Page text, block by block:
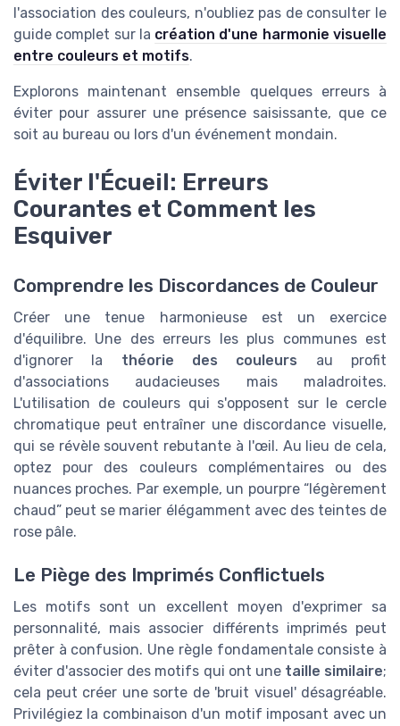
l'association des couleurs, n'oubliez pas de consulter le
guide complet sur la création d'une harmonie visuelle
entre couleurs et motifs.
Explorons maintenant ensemble quelques erreurs à
éviter pour assurer une présence saisissante, que ce
soit au bureau ou lors d'un événement mondain.
Éviter l'Écueil: Erreurs
Courantes et Comment les
Esquiver
Comprendre les Discordances de Couleur
Créer une tenue harmonieuse est un exercice
d'équilibre. Une des erreurs les plus communes est
d'ignorer la théorie des couleurs au profit
d'associations audacieuses mais maladroites.
L'utilisation de couleurs qui s'opposent sur le cercle
chromatique peut entraîner une discordance visuelle,
qui se révèle souvent rebutante à l'œil. Au lieu de cela,
optez pour des couleurs complémentaires ou des
nuances proches. Par exemple, un pourpre “légèrement
chaud” peut se marier élégamment avec des teintes de
rose pâle.
Le Piège des Imprimés Conflictuels
Les motifs sont un excellent moyen d'exprimer sa
personnalité, mais associer différents imprimés peut
prêter à confusion. Une règle fondamentale consiste à
éviter d'associer des motifs qui ont une taille similaire;
cela peut créer une sorte de 'bruit visuel' désagréable.
Privilégiez la combinaison d'un motif imposant avec un